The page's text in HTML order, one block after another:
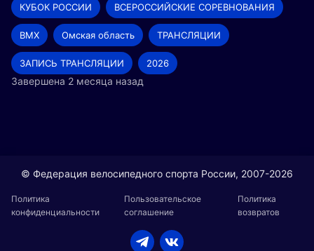
КУБОК РОССИИ ВСЕРОССИЙСКИЕ СОРЕВНОВАНИЯ
BMX Омская область ТРАНСЛЯЦИИ
ЗАПИСЬ ТРАНСЛЯЦИИ 2026
Завершена 2 месяца назад
© Федерация велосипедного спорта России, 2007-2026
Политика
конфиденциальности
Пользовательское
соглашение
Политика
возвратов